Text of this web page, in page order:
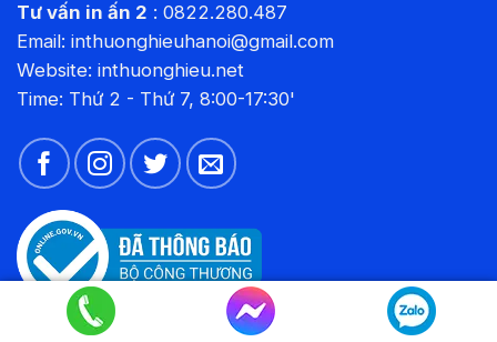
Tư vấn in ấn 2 : 0822.280.487
Email: inthuonghieuhanoi@gmail.com
Website: inthuonghieu.net
Time: Thứ 2 - Thứ 7, 8:00-17:30'